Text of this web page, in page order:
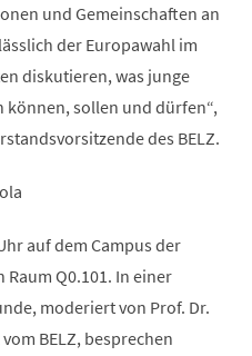
und Gemeinschaften an
der Europawahl im
diskutieren, was junge
können, sollen und dürfen“,
des BELZ.
auf dem Campus der
Q0.101. In einer
moderiert von Prof. Dr.
BELZ, besprechen